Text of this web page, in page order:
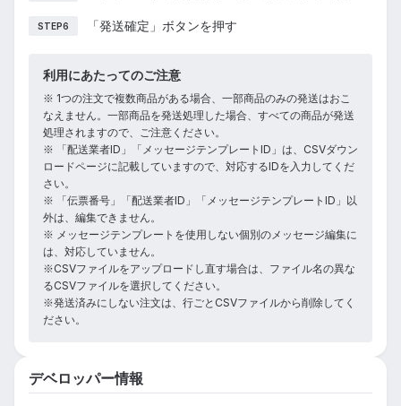
STEP6 「発送確定」ボタンを押す
利用にあたってのご注意
※ 1つの注文で複数商品がある場合、一部商品のみの発送はおこ
なえません。一部商品を発送処理した場合、すべての商品が発送
処理されますので、ご注意ください。
※ 「配送業者ID」「メッセージテンプレートID」は、CSVダウン
ロードページに記載していますので、対応するIDを入力してくだ
さい。
※ 「伝票番号」「配送業者ID」「メッセージテンプレートID」以
外は、編集できません。
※ メッセージテンプレートを使用しない個別のメッセージ編集に
は、対応していません。
※CSVファイルをアップロードし直す場合は、ファイル名の異な
るCSVファイルを選択してください。
※発送済みにしない注文は、行ごとCSVファイルから削除してく
ださい。
デベロッパー情報